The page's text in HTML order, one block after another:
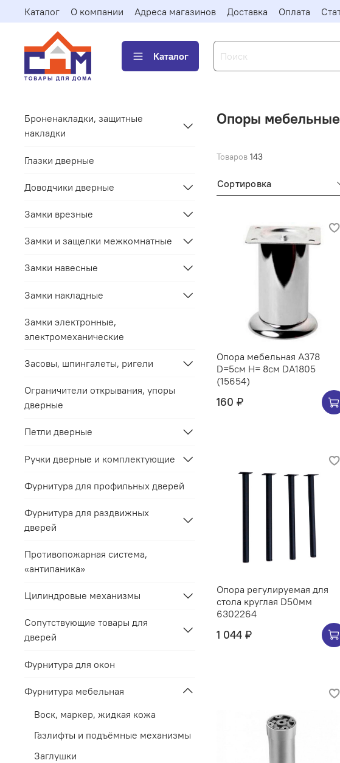
Каталог О компании Адреса магазинов Доставка Оплата
Каталог
Опоры
Товаров 143
Сортировка
Опора мебельная A378
D=5см H= 8см DA1805
(15654)
160 ₽
Опора регулируемая для
стола круглая D50мм
6302264
1 044 ₽
Броненакладки, защитные
накладки
Глазки дверные
Доводчики дверные
Замки врезные
Замки и защелки межкомнатные
Замки навесные
Замки накладные
Замки электронные,
электромеханические
Засовы, шпингалеты, ригели
Ограничители открывания, упоры
дверные
Петли дверные
Ручки дверные и комплектующие
Фурнитура для профильных дверей
Фурнитура для раздвижных
дверей
Противопожарная система,
«антипаника»
Цилиндровые механизмы
Сопутствующие товары для
дверей
Фурнитура для окон
Фурнитура мебельная
Воск, маркер, жидкая кожа
Газлифты и подъёмные механизмы
Заглушки